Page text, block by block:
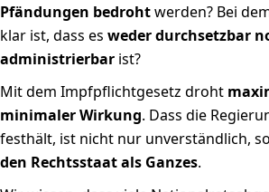
Pfändungen bedrohtwerden? Bei
klar ist, dass es weder durchsetzbar
administrierbar ist?
Mit dem Impfpflichtgesetz droht
minimaler Wirkung. Dass die
festhält, ist nicht nur unverständlich,
den Rechtsstaat als Ganzes.